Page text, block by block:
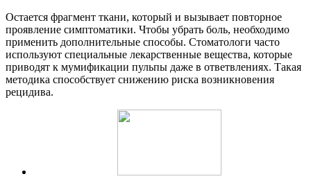
Остается фрагмент ткани, который и вызывает повторное
проявление симптоматики. Чтобы убрать боль, необходимо
применить дополнительные способы. Стоматологи часто
используют специальные лекарственные вещества, которые
приводят к мумификации пульпы даже в ответвлениях. Такая
методика способствует снижению риска возникновения
рецидива.